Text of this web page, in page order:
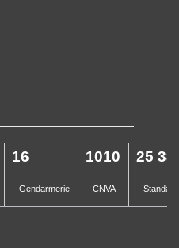
16
Gendarmerie
1010
CNVA
25 33